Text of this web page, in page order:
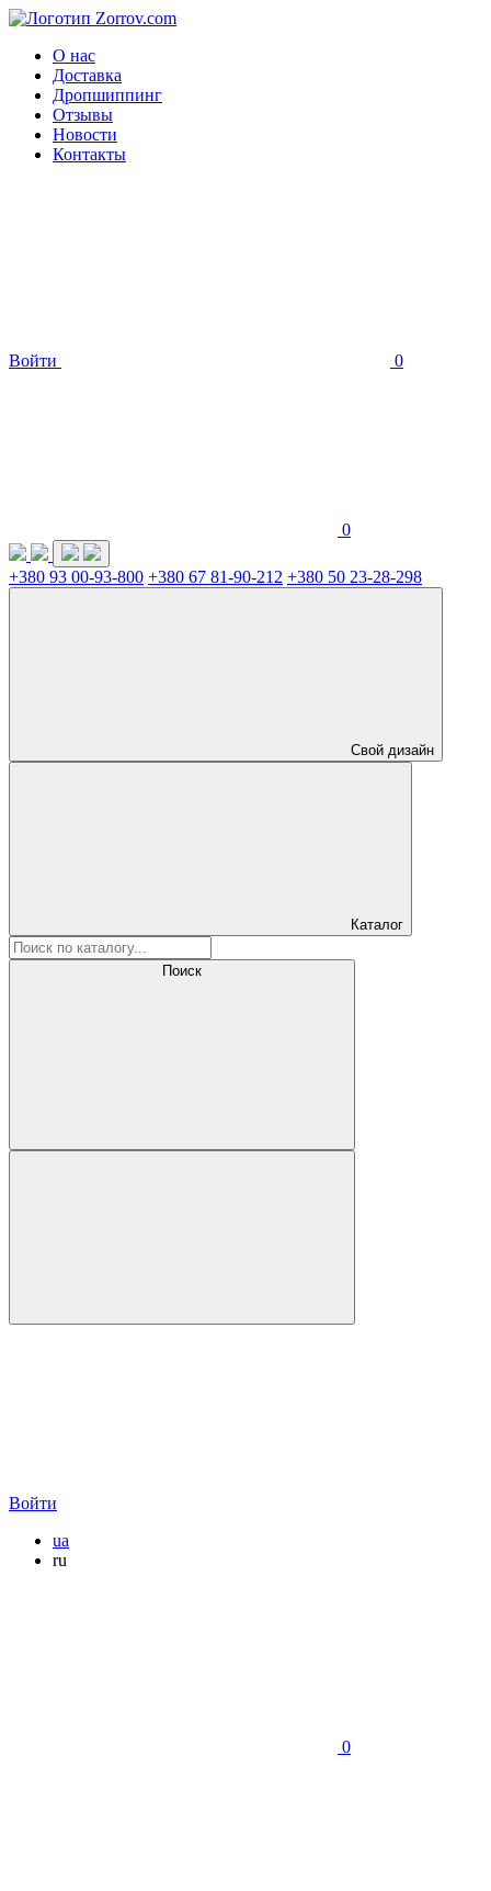
О нас
Доставка
Дропшиппинг
Отзывы
Новости
Контакты
Войти 0
0
+380 93 00-93-800 +380 67 81-90-212 +380 50 23-28-298
Свой дизайн
Каталог
Поиск
Войти
ua
ru
0